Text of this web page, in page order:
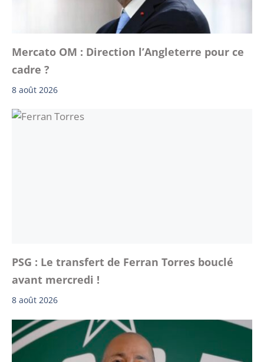
Mercato OM : Direction l’Angleterre pour ce
cadre ?
8 août 2026
PSG : Le transfert de Ferran Torres bouclé
avant mercredi !
8 août 2026